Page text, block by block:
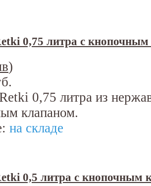
0,75 литра с
)
0,75 литра из
клапаном.
на складе
0,5 литра с кнопочным